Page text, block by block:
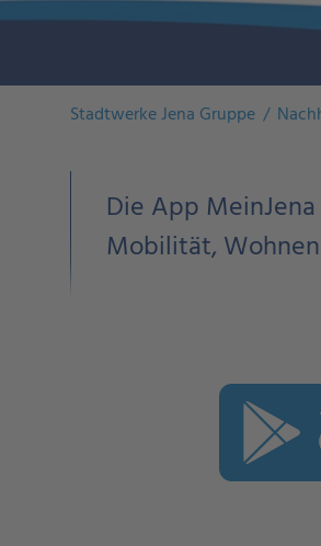
Stadtwerke Jena Gruppe
Die App
Mobilität,